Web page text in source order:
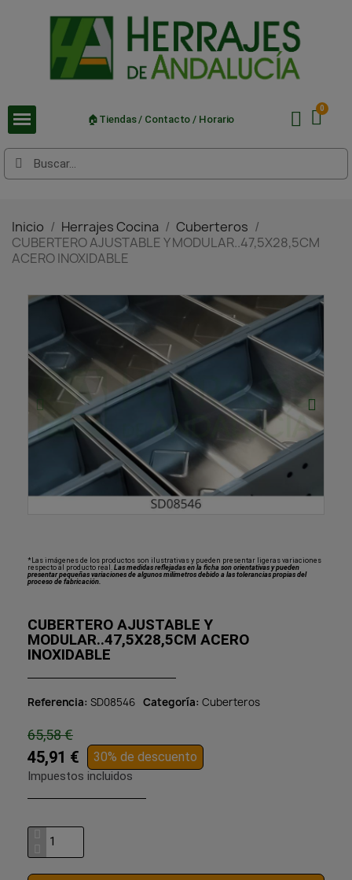
🏠Tiendas / Contacto / Horario
Inicio Herrajes Cocina
Cuberteros
CUBERTERO AJUSTABLE Y MODULAR..47,5X28,5CM
ACERO INOXIDABLE
*Las imágenes de los productos son ilustrativas y pueden presentar ligeras variaciones
respecto al producto real. Las medidas reflejadas en la ficha son orientativas y pueden
presentar pequeñas variaciones de algunos milímetros debido a las tolerancias propias del
proceso de fabricación.
CUBERTERO AJUSTABLE Y
MODULAR..47,5X28,5CM ACERO
INOXIDABLE
Referencia SD08546 Categoría Cuberteros
65,58 €
45,91 € 30% de descuento
Impuestos incluidos